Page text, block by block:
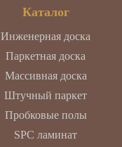
Каталог
Инженерная доска
Паркетная доска
Массивная доска
Штучный паркет
Пробковые полы
SPC ламинат